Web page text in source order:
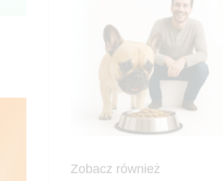
Zobacz również